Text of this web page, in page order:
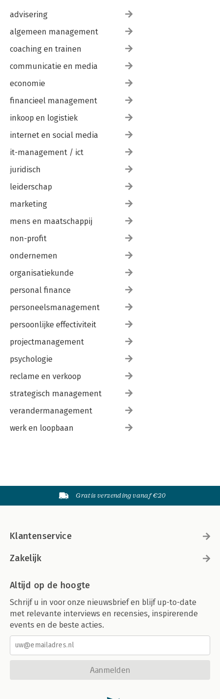
advisering
algemeen management
coaching en trainen
communicatie en media
economie
financieel management
inkoop en logistiek
internet en social media
it-management / ict
juridisch
leiderschap
marketing
mens en maatschappij
non-profit
ondernemen
organisatiekunde
personal finance
personeelsmanagement
persoonlijke effectiviteit
projectmanagement
psychologie
reclame en verkoop
strategisch management
verandermanagement
werk en loopbaan
Gratis verzending vanaf €20
Klantenservice
Zakelijk
Altijd op de hoogte
Schrijf u in voor onze nieuwsbrief en blijf up-to-date
met relevante interviews en recensies, inspirerende
events en de beste acties.
Aanmelden